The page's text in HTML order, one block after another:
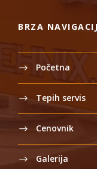
BRZA
Početna
Tepih servis
Cenovnik
Galerija